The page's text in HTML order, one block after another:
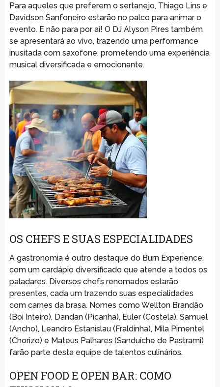
Para aqueles que preferem o sertanejo, Thiago Lins e
Davidson Sanfoneiro estarão no palco para animar o
evento. E não para por aí! O DJ Alyson Pires também
se apresentará ao vivo, trazendo uma performance
inusitada com saxofone, prometendo uma experiência
musical diversificada e emocionante.
OS CHEFS E SUAS ESPECIALIDADES
A gastronomia é outro destaque do Burn Experience,
com um cardápio diversificado que atende a todos os
paladares. Diversos chefs renomados estarão
presentes, cada um trazendo suas especialidades
com carnes da brasa. Nomes como Wellton Brandão
(Boi Inteiro), Dandan (Picanha), Euler (Costela), Samuel
(Ancho), Leandro Estanislau (Fraldinha), Mila Pimentel
(Chorizo) e Mateus Palhares (Sanduíche de Pastrami)
farão parte desta equipe de talentos culinários.
OPEN FOOD E OPEN BAR: COMO